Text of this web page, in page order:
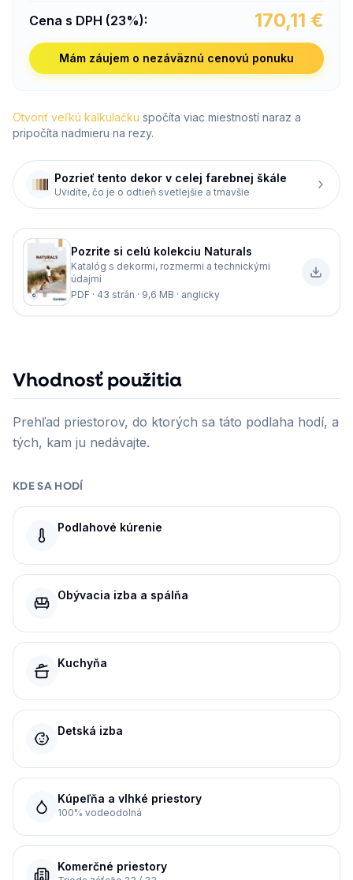
Cena s DPH (23%): 170,11 €
Mám záujem o nezáväznú cenovú ponuku
Otvoriť veľkú kalkulačku spočíta viac miestností naraz a
pripočíta nadmieru na rezy.
Pozrieť tento dekor v celej farebnej škále
Uvidíte, čo je o odtieň svetlejšie a tmavšie
Pozrite si celú kolekciu Naturals
Katalóg s dekormi, rozmermi a technickými
údajmi
PDF · 43 strán · 9,6 MB · anglicky
Vhodnosť použitia
Prehľad priestorov, do ktorých sa táto podlaha hodí, a
tých, kam ju nedávajte.
KDE SA HODÍ
Podlahové kúrenie
Obývacia izba a spálňa
Kuchyňa
Detská izba
Kúpeľňa a vlhké priestory
100% vodeodolná
Komerčné priestory